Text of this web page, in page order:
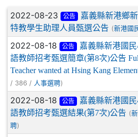
文章列表
2022-08-23 公告
嘉義縣新港鄉
特教學生助理人員甄選公告 (新港國
2022-08-18 公告
嘉義縣新港國
語教師招考甄選簡章(第8次)公告
Teacher wanted at Hsing Kang
/ 386 / 人事選聘)
2022-08-18 公告
嘉義縣新港國
語教師招考甄選結果(第7次)公告 (
聘)